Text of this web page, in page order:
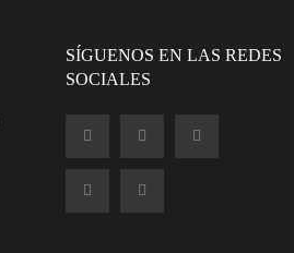
SÍGUENOS EN LAS REDES
SOCIALES